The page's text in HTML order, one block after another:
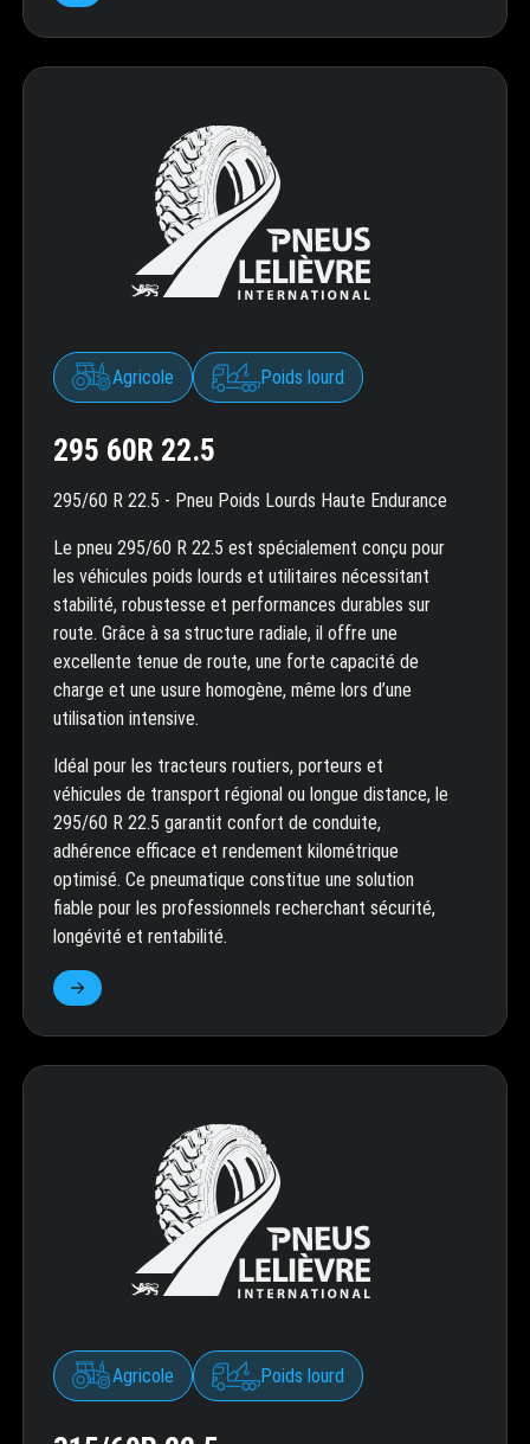
Agricole Poids lourd
295 60R 22.5
295/60 R 22.5 - Pneu Poids Lourds Haute Endurance
Le pneu 295/60 R 22.5 est spécialement conçu pour
les véhicules poids lourds et utilitaires nécessitant
stabilité, robustesse et performances durables sur
route. Grâce à sa structure radiale, il offre une
excellente tenue de route, une forte capacité de
charge et une usure homogène, même lors d’une
utilisation intensive.
Idéal pour les tracteurs routiers, porteurs et
véhicules de transport régional ou longue distance, le
295/60 R 22.5 garantit confort de conduite,
adhérence efficace et rendement kilométrique
optimisé. Ce pneumatique constitue une solution
fiable pour les professionnels recherchant sécurité,
longévité et rentabilité.
Agricole Poids lourd